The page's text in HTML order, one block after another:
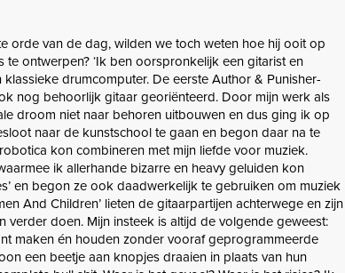
orde van de dag, wilden we toch weten hoe hij ooit op
ontwerpen? ‘Ik ben oorspronkelijk een gitarist en
drumcomputer. De eerste Author & Punisher-
nog behoorlijk gitaar georiënteerd. Door mijn werk als
droom niet naar behoren uitbouwen en dus ging ik op
naar de kunstschool te gaan en begon daar na te
kon combineren met mijn liefde voor muziek.
ik allerhande bizarre en heavy geluiden kon
en begon ze ook daadwerkelijk te gebruiken om muziek
And Children’ lieten de gitaarpartijen achterwege en zijn
verder doen. Mijn insteek is altijd de volgende geweest:
maken én houden zonder vooraf geprogrammeerde
een beetje aan knopjes draaien in plaats van hun